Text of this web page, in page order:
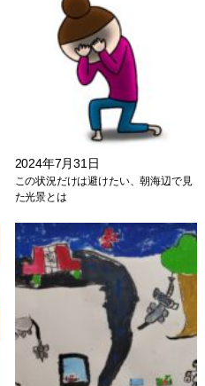
2024年7月31日
この状況だけは避けたい、朝海辺で見
た光景とは